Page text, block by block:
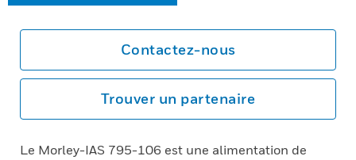
Contactez-nous
Trouver un partenaire
Le Morley-IAS 795-106 est une alimentation de